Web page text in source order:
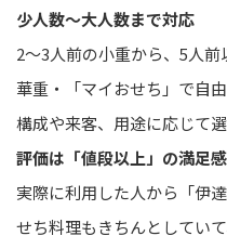
少人数〜大人数まで対応
2〜3人前の小重から、5人
華重・「マイおせち」で自
構成や来客、用途に応じて
評価は「値段以上」の満足感
実際に利用した人から「伊
せち料理もきちんとしてい